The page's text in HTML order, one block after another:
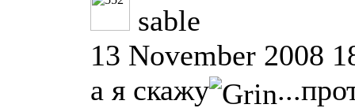
sable
13 November 2008
а я скажу